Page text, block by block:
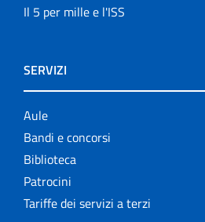
Il 5 per mille e l'ISS
SERVIZI
Aule
Bandi e concorsi
Biblioteca
Patrocini
Tariffe dei servizi a terzi